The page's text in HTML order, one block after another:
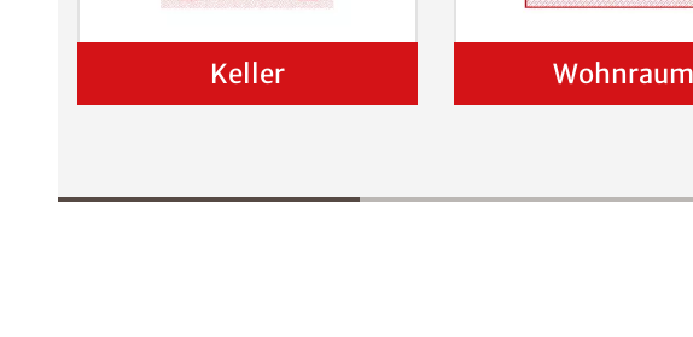
Keller Wohnraum